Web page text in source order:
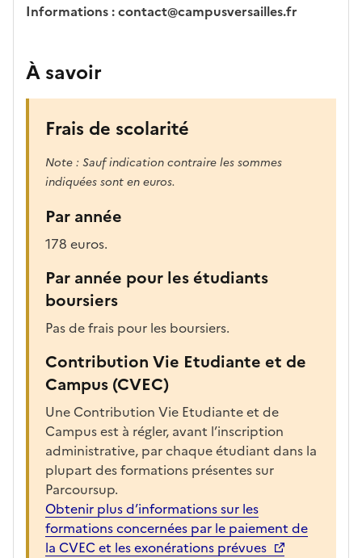
Informations : contact@campusversailles.fr
À savoir
Frais de scolarité
Note : Sauf indication contraire les sommes
indiquées sont en euros.
Par année
178 euros.
Par année pour les étudiants
boursiers
Pas de frais pour les boursiers.
Contribution Vie Etudiante et de
Campus (CVEC)
Une Contribution Vie Etudiante et de
Campus est à régler, avant l’inscription
administrative, par chaque étudiant dans la
plupart des formations présentes sur
Parcoursup.
Obtenir plus d’informations sur les
formations concernées par le paiement de
la CVEC et les exonérations prévues